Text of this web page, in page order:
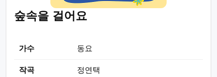
숲속을 걸어요
가수 동요
작곡 정연택